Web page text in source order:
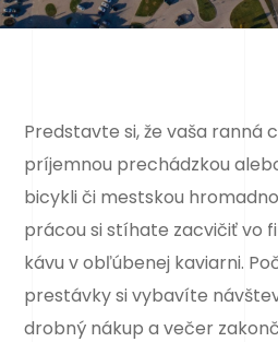
Predstavte si, že vaša ranná
príjemnou prechádzkou
bicykli či mestskou
prácou si stíhate zacvičiť vo
kávu v obľúbenej kaviarni.
prestávky si vybavíte
drobný nákup a večer